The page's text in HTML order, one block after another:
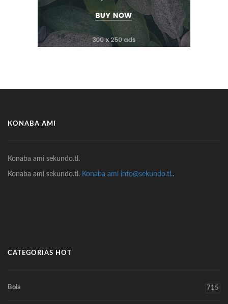
KONABA AMI
Konaba ami sekundo.tl.
Konaba ami sekundo.tl. Konaba ami info@sekundo.tl..
CATEGORIAS HOT
Bola 715